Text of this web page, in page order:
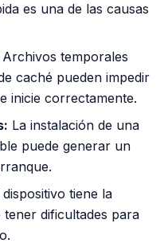
es una de las causas
Archivos temporales
caché pueden impedir
inicie correctamente.
La instalación de una
puede generar un
dispositivo tiene la
tener dificultades para